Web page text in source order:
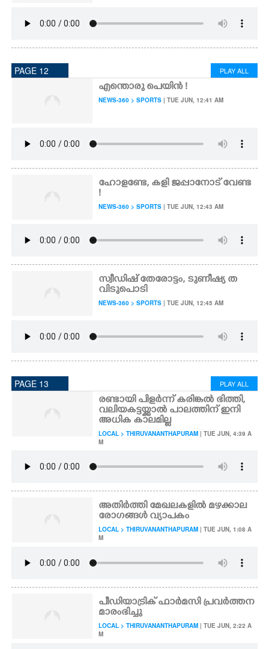
PAGE 12 PLAY ALL
എന്തൊരു പെയിൻ !
NEWS-360 > SPORTS | TUE JUN, 12:41 AM
ഹോളണ്ടേ, കളി ജപ്പാനോട് വേണ്ട
!
NEWS-360 > SPORTS | TUE JUN, 12:43 AM
സ്വീഡിഷ് തേരോട്ടം, ടുണീഷ്യ ത
വിടുപൊടി
NEWS-360 > SPORTS | TUE JUN, 12:45 AM
PAGE 13 PLAY ALL
രണ്ടായി പിളർന്ന് കരിങ്കൽ ഭിത്തി,
വലിയകട്ടയ്ക്കാൽ പാലത്തിന് ഇനി
അധിക കാലമില്ല
LOCAL > THIRUVANANTHAPURAM | TUE JUN, 4:39 A
M
അതിർത്തി മേഖലകളിൽ മഴക്കാല
രോഗങ്ങൾ വ്യാപകം
LOCAL > THIRUVANANTHAPURAM | TUE JUN, 1:08 A
M
പീഡിയാട്രിക് ഫാർമസി പ്രവർത്തന
മാരംഭിച്ചു
LOCAL > THIRUVANANTHAPURAM | TUE JUN, 2:22 A
M